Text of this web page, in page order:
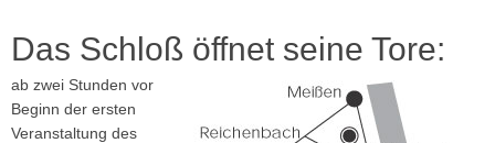
Das Schloß öffnet seine Tore:
ab zwei Stunden vor
Beginn der ersten
Veranstaltung des